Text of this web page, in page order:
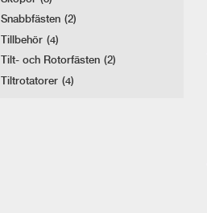
Snabbfästen (2)
Tillbehör (4)
Tilt- och Rotorfästen (2)
Tiltrotatorer (4)